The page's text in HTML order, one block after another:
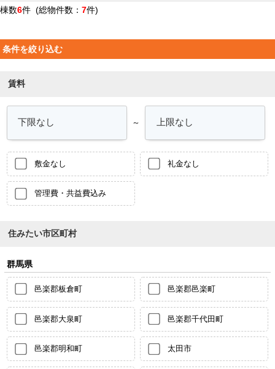
棟数6件 (総物件数： 7件)
条件を絞り込む
賃料
～
敷金なし 礼金なし
管理費・共益費込み
住みたい市区町村
群馬県
邑楽郡板倉町 邑楽郡邑楽町
邑楽郡大泉町 邑楽郡千代田町
邑楽郡明和町 太田市